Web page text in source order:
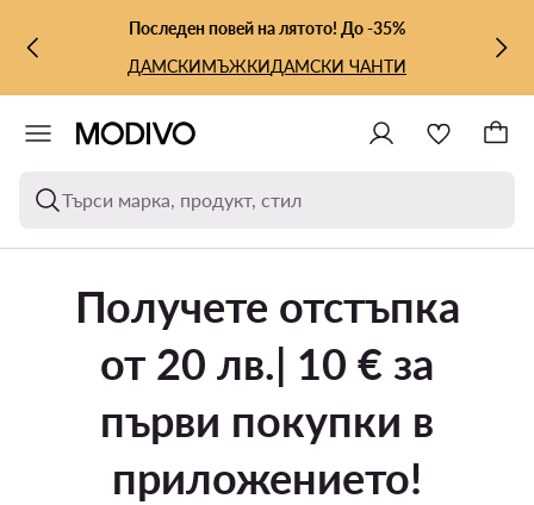
КЪМ ОСНОВНОТО СЪДЪРЖАНИЕ
КЪМ ТЪРСЕНЕПоследен повей на лятото! До -35%
ДАМСКИМЪЖКИДАМСКИ ЧАНТИ
Търси марка, продукт, стил
Получете отстъпка
от 20 лв.| 10 € за
първи покупки в
приложението!